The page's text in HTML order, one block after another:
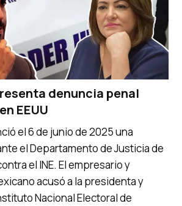
denuncia penal
EEUU
el 6 de junio de 2025 una
el Departamento de Justicia de
el INE. El empresario y
acusó a la presidenta y
Nacional Electoral de